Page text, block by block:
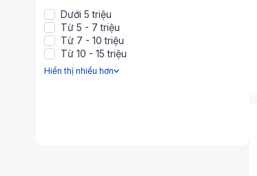
Dưới 5 triệu
Từ 5 - 7 triệu
Từ 7 - 10 triệu
Từ 10 - 15 triệu
Hiển thị nhiểu hơn